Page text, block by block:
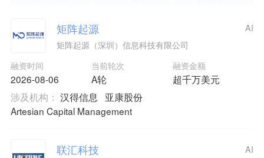
矩阵起源
矩阵起源（深圳）信息科技有限公司
融资时间
2026-08-06
当前轮次
A轮
融资金额
超千万美元
AI
涉及机构： 汉得信息
亚康股份
Artesian Capital Management
联汇科技 AI